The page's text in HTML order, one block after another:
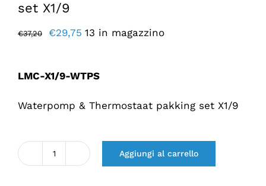
set X1/9
€37,20
Il
€37,20.
€29,75 Il
€29,75.
13 in magazzino
LMC-X1/9-WTPS
Waterpomp & Thermostaat pakking set X1/9
Quantità
Aggiungi al carrello